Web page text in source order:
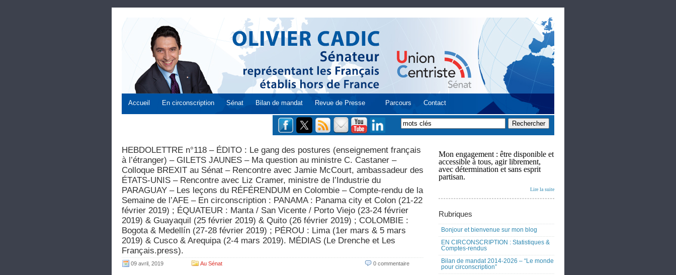
Accueil En circonscription Sénat Bilan de mandat Revue de Presse Parcours Contact
HEBDOLETTRE n°118 – ÉDITO : Le gang des postures (enseignement français
à l’étranger) – GILETS JAUNES – Ma question au ministre C. Castaner –
Colloque BREXIT au Sénat – Rencontre avec Jamie McCourt, ambassadeur des
ÉTATS-UNIS – Rencontre avec Liz Cramer, ministre de l’Industrie du
PARAGUAY – Les leçons du RÉFÉRENDUM en Colombie – Compte-rendu de la
Semaine de l’AFE – En circonscription : PANAMA : Panama city et Colon (21-22
février 2019) ; ÉQUATEUR : Manta / San Vicente / Porto Viejo (23-24 février
2019) & Guayaquil (25 février 2019) & Quito (26 février 2019) ; COLOMBIE :
Bogota & Medellín (27-28 février 2019) ; PÉROU : Lima (1er mars & 5 mars
2019) & Cusco & Arequipa (2-4 mars 2019). MÉDIAS (Le Drenche et Les
Français.press).
09 avril, 2019 Au Sénat 0 commentaire
Mon engagement : être disponible et
accessible à tous, agir librement,
avec détermination et sans esprit
partisan.
Lire la suite
Rubriques
Bonjour et bienvenue sur mon blog
EN CIRCONSCRIPTION : Statistiques &
Comptes-rendus
Bilan de mandat 2014-2026 – “Le monde
pour circonscription”